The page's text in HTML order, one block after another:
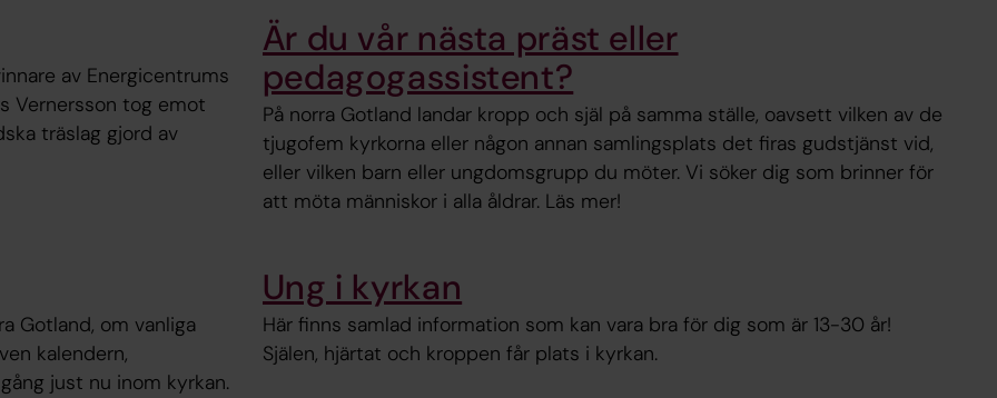
av Energicentrums
Vernersson tog emot
träslag gjord av
Är du vår nästa präst eller
pedagogassistent?
På norra Gotland landar kropp och själ på samma ställe, oavsett vilken av de
tjugofem kyrkorna eller någon annan samlingsplats det firas gudstjänst vid,
eller vilken barn eller ungdomsgrupp du möter. Vi söker dig som brinner för
att möta människor i alla åldrar. Läs mer!
Gotland, om vanliga
kalendern,
just nu inom kyrkan.
Ung i kyrkan
Här finns samlad information som kan vara bra för dig som är 13-30 år!
Själen, hjärtat och kroppen får plats i kyrkan.